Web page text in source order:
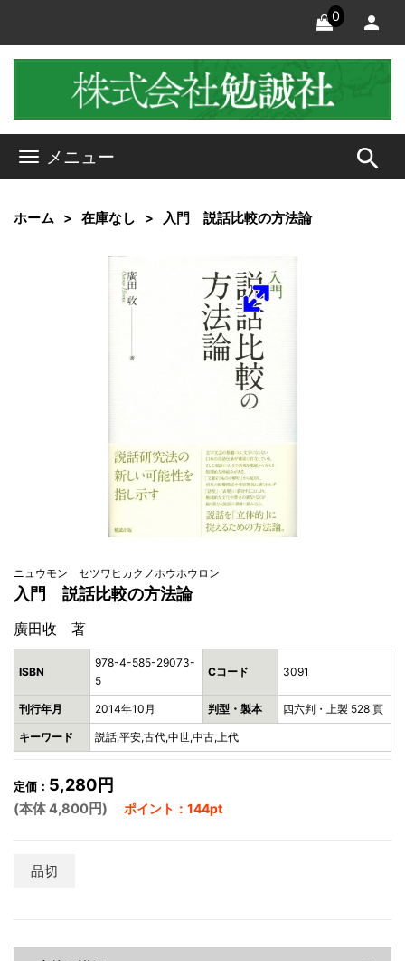
0
メニュー search
ホーム 在庫なし 入門 説話比較の方法論
ニュウモン セツワヒカクノホウホウロン
入門 説話比較の方法論
廣田收 著
ISBN
978-4-585-29073-
5
Cコード 3091
刊行年月 2014年10月 判型・製本 四六判・上製 528 頁
キーワード 説話,平安,古代,中世,中古,上代
定価： 5,280円
(本体 4,800円) ポイント：144pt
品切